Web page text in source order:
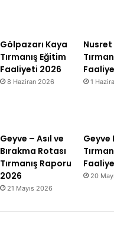
Gölpazarı Kaya
Tırmanış Eğitim
Faaliyeti 2026
8 Haziran 2026
Nusret
1
Geyve – Asıl ve
Bırakma Rotası
Tırmanış Raporu
2026
21 Mayıs 2026
Geyve
20